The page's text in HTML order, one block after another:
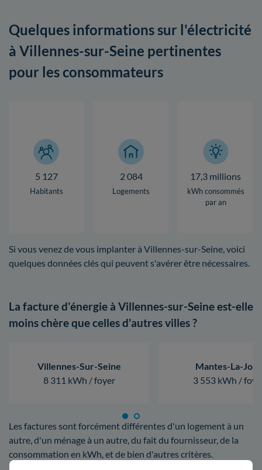
Quelques informations sur l'électricité
à Villennes-sur-Seine pertinentes
pour les consommateurs
5 127
Habitants
2 084
Logements
17,3 millions
kWh consommés
par an
Si vous venez de vous implanter à Villennes-sur-Seine, voici
quelques données clés qui peuvent s'avérer être nécessaires.
La facture d'énergie à Villennes-sur-Seine est-elle
moins chère que celles d'autres villes ?
Villennes-Sur-Seine
8 311 kWh / foyer
Mantes-La-Jolie
3 553 kWh /
Les factures sont forcément différentes d'un logement à un
autre, d'un ménage à un autre, du fait du fournisseur, de la
consommation en kWh, et de bien d'autres critères.